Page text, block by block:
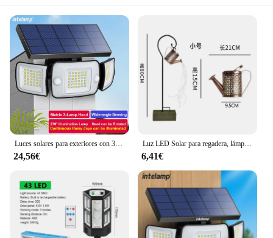
24,56€
Luz LED Solar para regadera, lámpara colgante para decoración de jardín, hervidor, linterna impermeable para exteriores, camino de Villa, césped y patio
6,41€